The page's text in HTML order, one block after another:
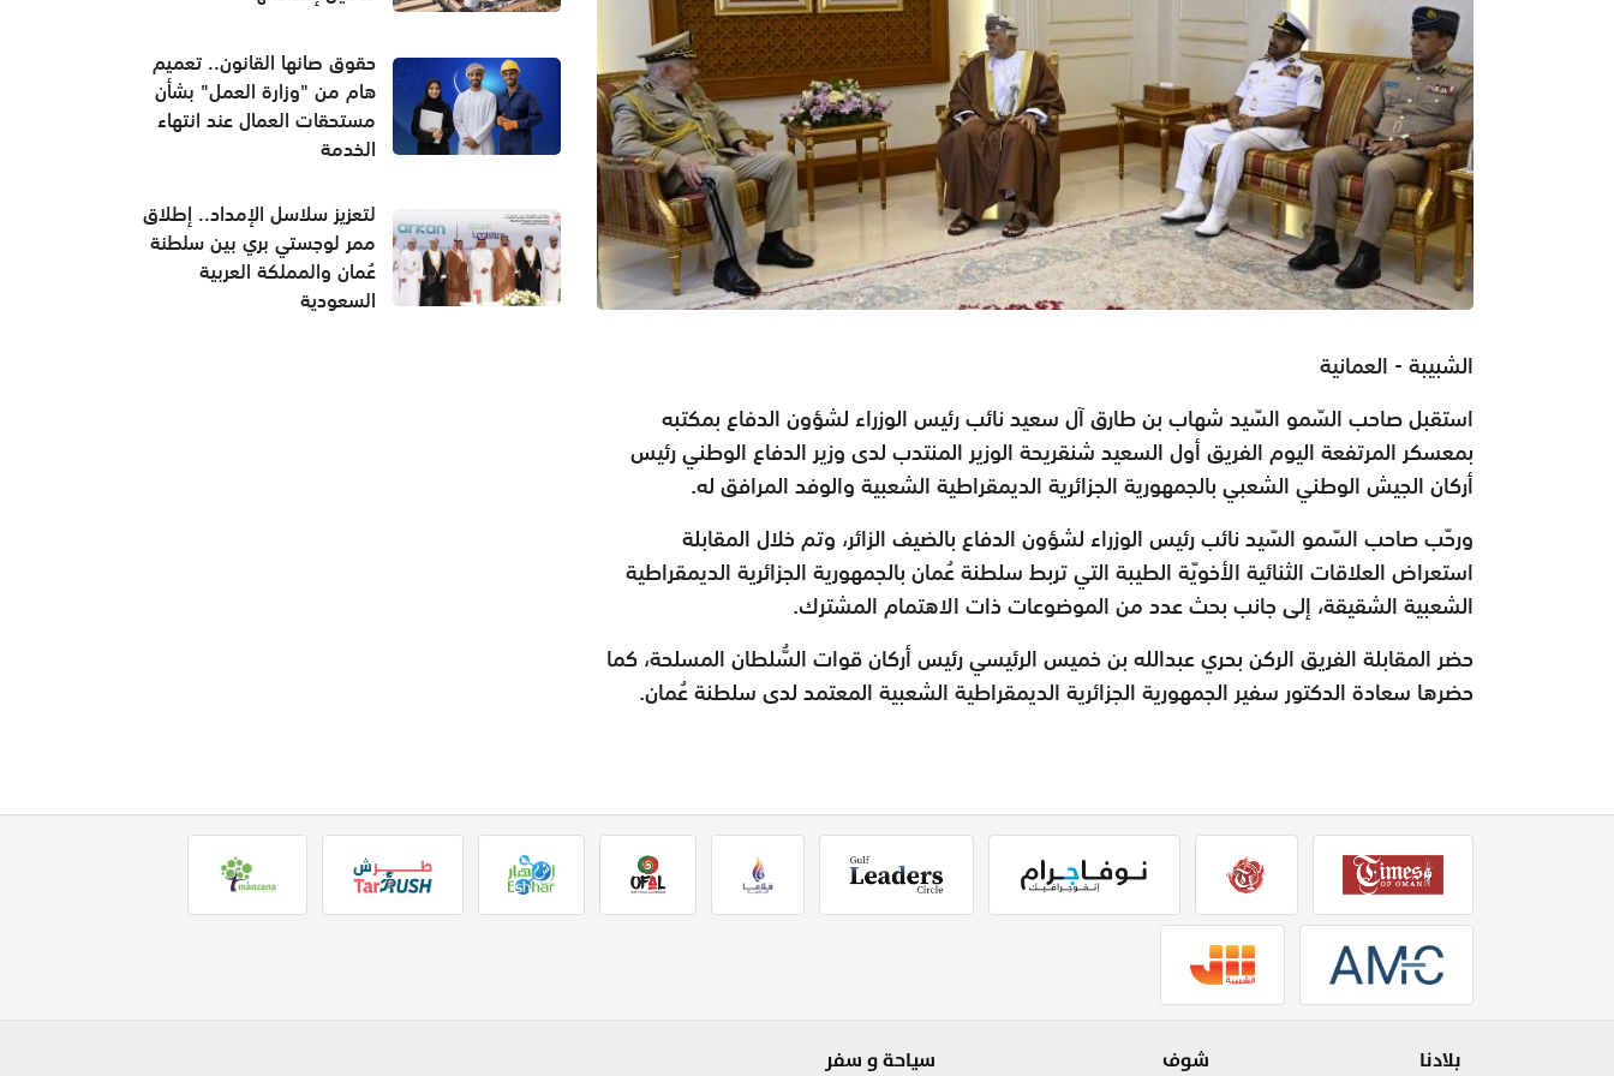
الشبيبة - العمانية
استقبل صاحب السّمو السّيد شهاب بن طارق آل سعيد نائب رئيس الوزراء لشؤون الدفاع بمكتبه
بمعسكر المرتفعة اليوم الفريق أول السعيد شنقريحة الوزير المنتدب لدى وزير الدفاع الوطني رئيس
أركان الجيش الوطني الشعبي بالجمهورية الجزائرية الديمقراطية الشعبية والوفد المرافق له.
ورحّب صاحب السّمو السّيد نائب رئيس الوزراء لشؤون الدفاع بالضيف الزائر، وتم خلال المقابلة
استعراض العلاقات الثنائية الأخويّة الطيبة التي تربط سلطنة عُمان بالجمهورية الجزائرية الديمقراطية
الشعبية الشقيقة، إلى جانب بحث عدد من الموضوعات ذات الاهتمام المشترك.
حضر المقابلة الفريق الركن بحري عبدالله بن خميس الرئيسي رئيس أركان قوات السُّلطان المسلحة، كما
حضرها سعادة الدكتور سفير الجمهورية الجزائرية الديمقراطية الشعبية المعتمد لدى سلطنة عُمان.
حقوق صانها القانون.. تعميم
هام من "وزارة العمل" بشأن
مستحقات العمال عند انتهاء
الخدمة
لتعزيز سلاسل الإمداد.. إطلاق
ممر لوجستي بري بين سلطنة
عُمان والمملكة العربية
السعودية
بلادنا شوف سياحة و سفر